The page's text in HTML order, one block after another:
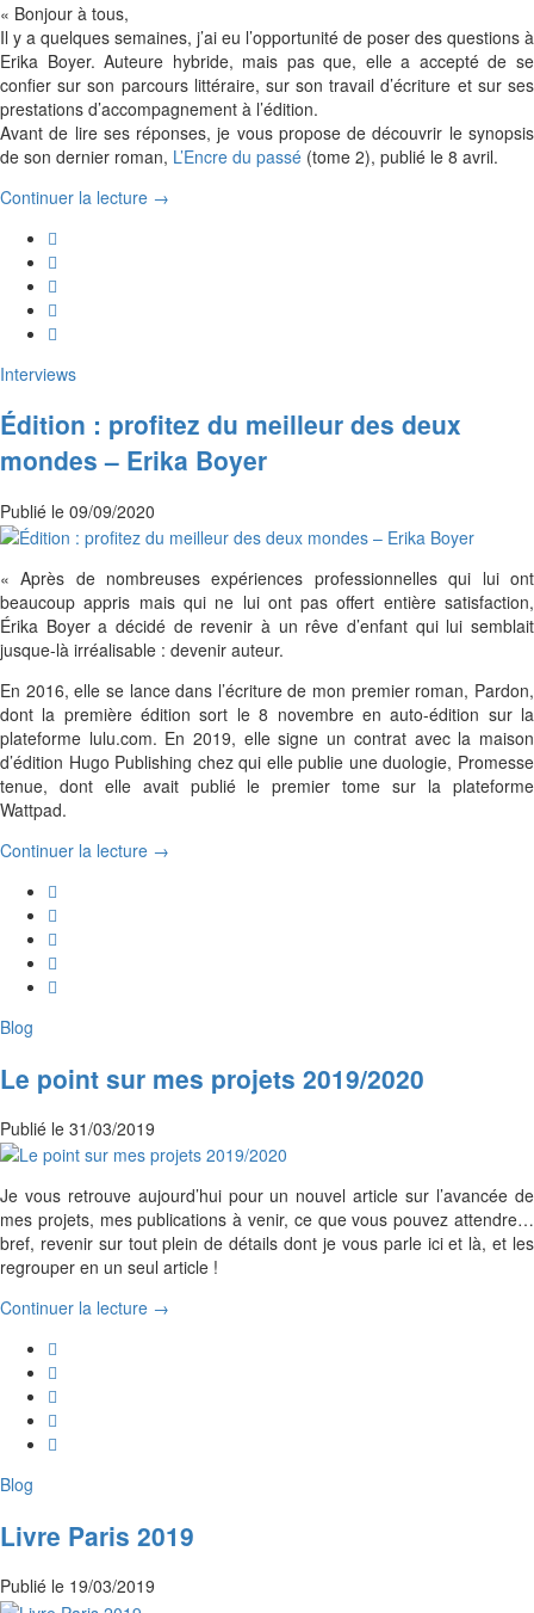
« Bonjour à tous,
Il y a quelques semaines, j’ai eu l’opportunité de poser des questions à
Erika Boyer. Auteure hybride, mais pas que, elle a accepté de se
confier sur son parcours littéraire, sur son travail d’écriture et sur ses
prestations d’accompagnement à l’édition.
Avant de lire ses réponses, je vous propose de découvrir le synopsis
de son dernier roman, L’Encre du passé (tome 2), publié le 8 avril.
Continuer la lecture →
Interviews
Édition : profitez du meilleur des deux
mondes – Erika Boyer
Publié le 09/09/2020
« Après de nombreuses expériences professionnelles qui lui ont
beaucoup appris mais qui ne lui ont pas offert entière satisfaction,
Érika Boyer a décidé de revenir à un rêve d’enfant qui lui semblait
jusque-là irréalisable : devenir auteur.
En 2016, elle se lance dans l’écriture de mon premier roman, Pardon,
dont la première édition sort le 8 novembre en auto-édition sur la
plateforme lulu.com. En 2019, elle signe un contrat avec la maison
d’édition Hugo Publishing chez qui elle publie une duologie, Promesse
tenue, dont elle avait publié le premier tome sur la plateforme
Wattpad.
Continuer la lecture →
Blog
Le point sur mes projets 2019/2020
Publié le 31/03/2019
Je vous retrouve aujourd’hui pour un nouvel article sur l’avancée de
mes projets, mes publications à venir, ce que vous pouvez attendre…
bref, revenir sur tout plein de détails dont je vous parle ici et là, et les
regrouper en un seul article !
Continuer la lecture →
Blog
Livre Paris 2019
Publié le 19/03/2019